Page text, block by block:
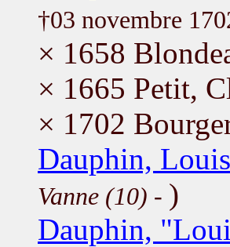
†03 novembre
× 1658
× 1665 Petit,
× 1702
Dauphin,
Vanne (10) - )
Dauphin,